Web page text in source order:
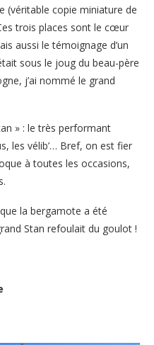
(véritable copie miniature de
trois places sont le cœur
aussi le témoignage d’un
sous le joug du beau-père
j’ai nommé le grand
» : le très performant
les vélib’… Bref, on est fier
à toutes les occasions,
la bergamote a été
Stan refoulait du goulot !